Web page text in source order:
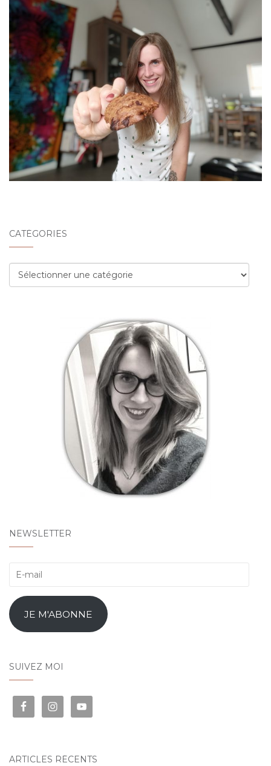
CATÉGORIES
Catégories
NEWSLETTER
E-
JE M'ABONNE
SUIVEZ MOI
ARTICLES RÉCENTS